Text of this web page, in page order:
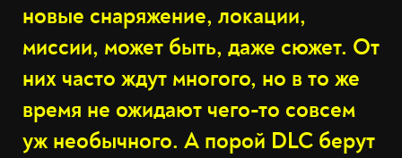
новые снаряжение, локации,
миссии, может быть, даже сюжет. От
них часто ждут многого, но в то же
время не ожидают чего-то совсем
уж необычного. А порой DLC берут